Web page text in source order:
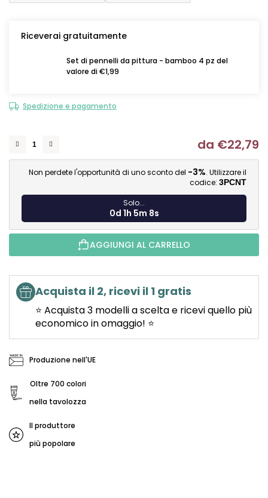
Riceverai gratuitamente
Set di pennelli da pittura - bamboo 4 pz del
valore di €1,99
Spedizione e pagamento
da €22,79
Non perdete l'opportunità di uno sconto del -3%. Utilizzare il
codice: 3PCNT
Solo...
0d 1h 5m 7s
AGGIUNGI AL CARRELLO
Acquista il 2, ricevi il 1 gratis
⭐ Acquista 3 modelli a scelta e ricevi quello più
economico in omaggio! ⭐
Produzione nell'UE
Oltre 700 colori
nella tavolozza
Il produttore
più popolare